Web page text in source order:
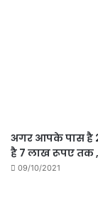
अगर आपके पास है
है 7 लाख रूपए तक
09/10/2021